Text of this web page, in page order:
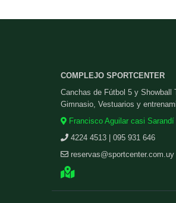
COMPLEJO SPORTCENTER
Canchas de Fútbol 5 y Showball
Gimnasio, Vestuarios y
Francisco Aguilar casi
4224 4513 | 095 931 646
reservas@sportcenter.com.uy